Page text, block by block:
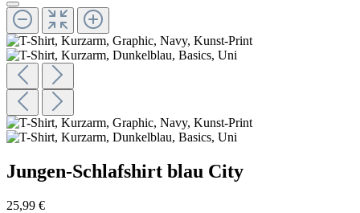
Jungen-Schlafshirt blau City
25,99 €